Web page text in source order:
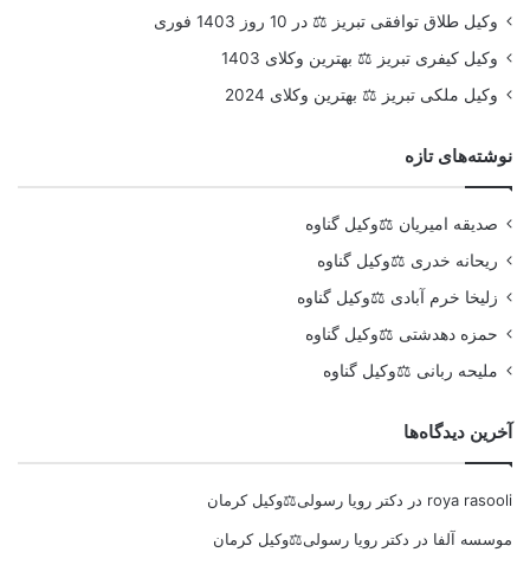
وکیل طلاق توافقی تبریز ⚖️ در 10 روز 1403 فوری
وکیل کیفری تبریز ⚖️ بهترین وکلای 1403
وکیل ملکی تبریز ⚖️ بهترین وکلای 2024
نوشته‌های تازه
صدیقه امیریان ⚖️وکیل گناوه
ریحانه خدری ⚖️وکیل گناوه
زلیخا خرم آبادی ⚖️وکیل گناوه
حمزه دهدشتی ⚖️وکیل گناوه
ملیحه ربانی ⚖️وکیل گناوه
آخرین دیدگاه‌ها
roya rasooli در دکتر رویا رسولی⚖️وکیل کرمان
موسسه آلفا در دکتر رویا رسولی⚖️وکیل کرمان